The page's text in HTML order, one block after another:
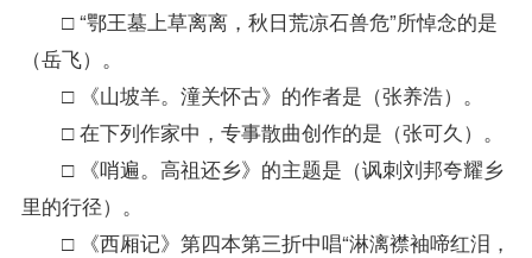
□ “鄂王墓上草离离，秋日荒凉石兽危”所悼念的是
（岳飞）。
□ 《山坡羊。潼关怀古》的作者是（张养浩）。
□ 在下列作家中，专事散曲创作的是（张可久）。
□ 《哨遍。高祖还乡》的主题是（讽刺刘邦夸耀乡
里的行径）。
□ 《西厢记》第四本第三折中唱“淋漓襟袖啼红泪，